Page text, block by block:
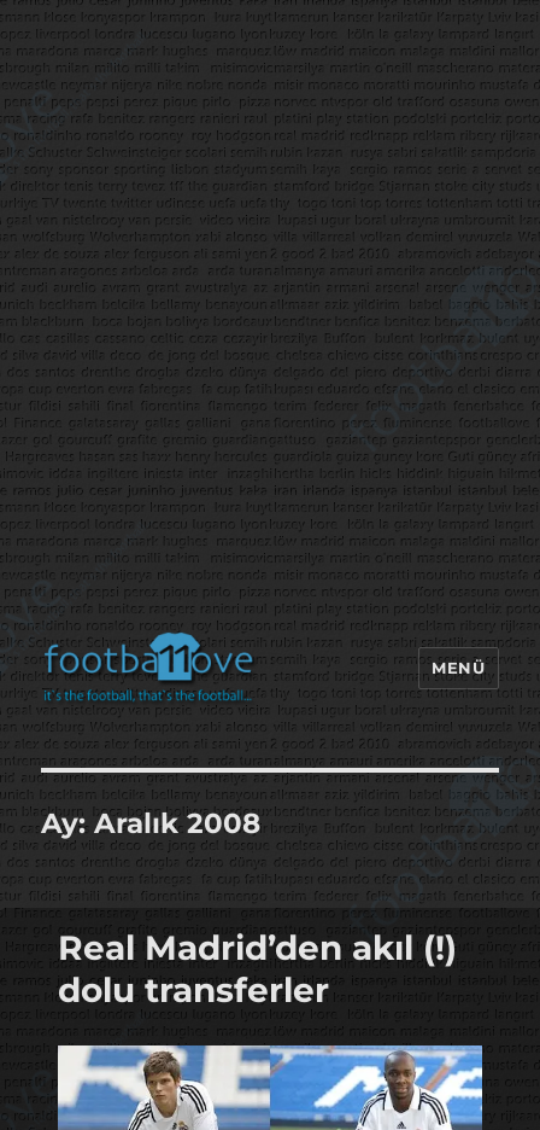
footbaLLove
MENÜ
Ay:Aralık 2008
Real Madrid’den akıl (!)
dolu transferler